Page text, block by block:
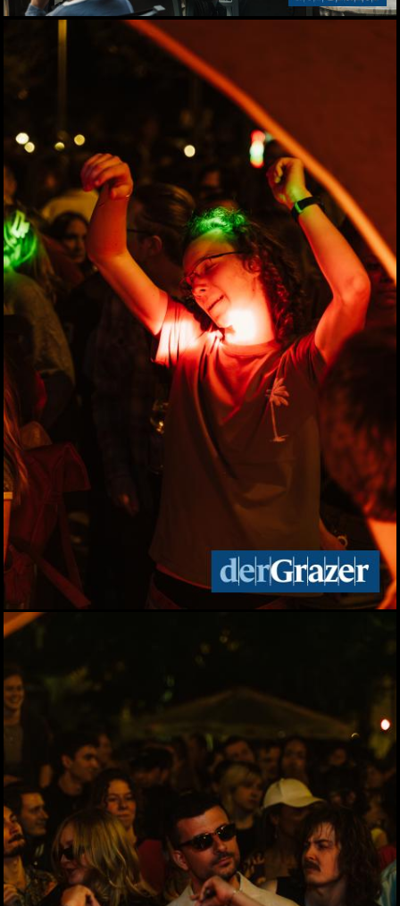
Sommerfest der
Industriellenvereinigung
02.07.2026
Die Innenstadt wurde zum
Laufsteg
29.06.2026
Live aus dem Rathaus:
Das war Wahlsonntag in
Graz 2026, TEIL 2
28.06.2026
Live aus dem Rathaus:
Das war Wahlsonntag in
Graz 2026, TEIL 1
28.06.2026
Pride: Graz feierte bei der
Das war das sFinks
Sommerfest 2026
Latin Live am Grazer
Fun while it lasted -
Augartenfest 2026 fiel ins
Immobilienwirtschaft
Marktfest am Lendplatz
19.06.2026
Big Bottle Schaumwein-
Party im Rosengarten des
Parkhotels
08.06.2026
Der Sommer ist da! 28.
Wirtschaftsstammtisch
im San Pietro